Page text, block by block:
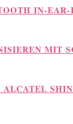
IN-
MIT
ALCATEL